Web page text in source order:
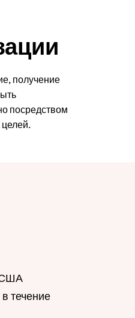
получение
посредством
США
течение